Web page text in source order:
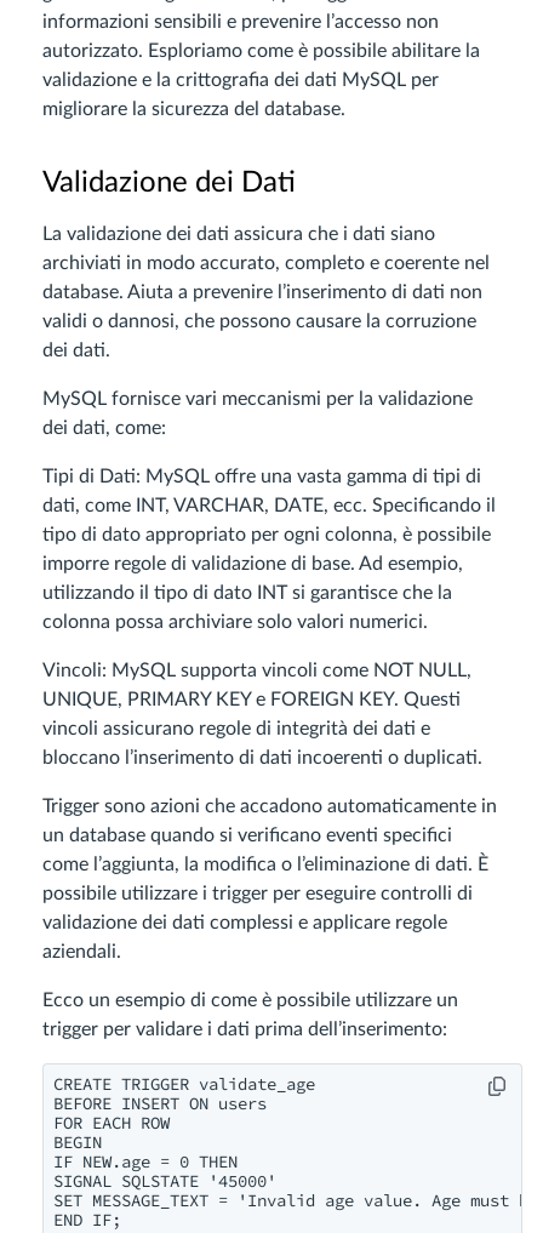
informazioni sensibili e prevenire l’accesso non
autorizzato. Esploriamo come è possibile abilitare la
validazione e la crittografia dei dati MySQL per
migliorare la sicurezza del database.
Validazione dei Dati
La validazione dei dati assicura che i dati siano
archiviati in modo accurato, completo e coerente nel
database. Aiuta a prevenire l’inserimento di dati non
validi o dannosi, che possono causare la corruzione
dei dati.
MySQL fornisce vari meccanismi per la validazione
dei dati, come:
Tipi di Dati: MySQL offre una vasta gamma di tipi di
dati, come INT, VARCHAR, DATE, ecc. Specificando il
tipo di dato appropriato per ogni colonna, è possibile
imporre regole di validazione di base. Ad esempio,
utilizzando il tipo di dato INT si garantisce che la
colonna possa archiviare solo valori numerici.
Vincoli: MySQL supporta vincoli come NOT NULL,
UNIQUE, PRIMARY KEY e FOREIGN KEY. Questi
vincoli assicurano regole di integrità dei dati e
bloccano l’inserimento di dati incoerenti o duplicati.
Trigger sono azioni che accadono automaticamente in
un database quando si verificano eventi specifici
come l’aggiunta, la modifica o l’eliminazione di dati. È
possibile utilizzare i trigger per eseguire controlli di
validazione dei dati complessi e applicare regole
aziendali.
Ecco un esempio di come è possibile utilizzare un
trigger per validare i dati prima dell’inserimento:
CREATE TRIGGER validate_age
BEFORE INSERT ON users
FOR EACH ROW
BEGIN
IF NEW.age = 0 THEN
SIGNAL SQLSTATE '45000'
SET MESSAGE_TEXT = 'Invalid age value. Age must
END IF;